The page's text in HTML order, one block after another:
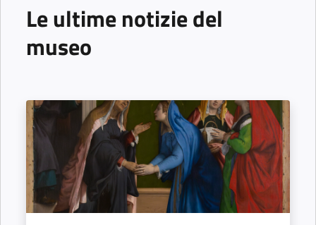
Le ultime notizie del
museo